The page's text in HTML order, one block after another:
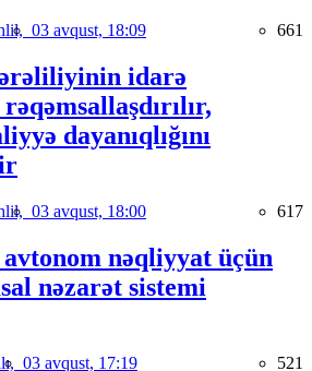
03 avqust, 18:09 661
idarə
rəqəmsallaşdırılır,
dayanıqlığını
03 avqust, 18:00 617
nəqliyyat üçün
nəzarət sistemi
03 avqust, 17:19 521